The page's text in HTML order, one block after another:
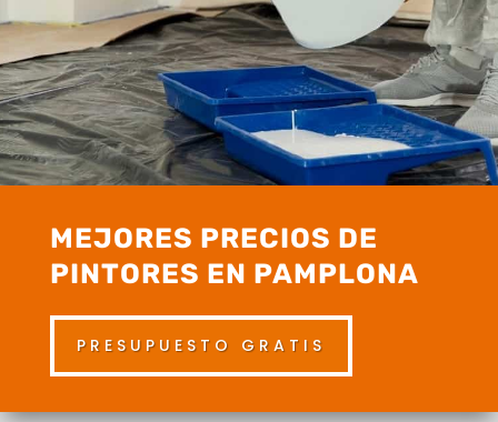
MEJORES PRECIOS DE
PINTORES EN PAMPLONA
PRESUPUESTO GRATIS